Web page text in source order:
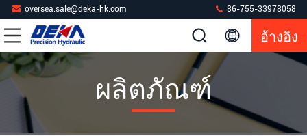
oversea.sale@deka-hk.com 86-755-33978058
อ้างอิง
ผลิตภัณฑ์